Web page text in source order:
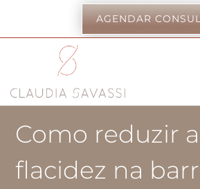
AGENDAR
Como reduzir a
flacidez na